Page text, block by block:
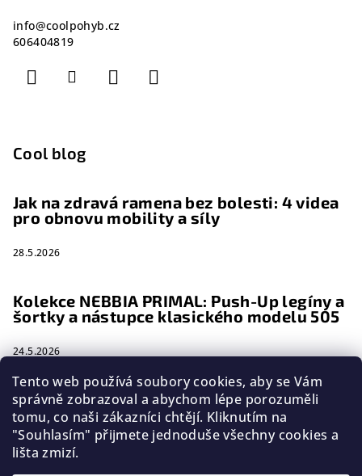
Tento web používá soubory cookies, aby se Vám
správně zobrazoval a abychom lépe porozuměli
tomu, co naši zákazníci chtějí. Kliknutím na
"Souhlasím" přijmete jednoduše všechny cookies a
lišta zmizí.
info@coolpohyb.cz
606404819
Cool blog
Jak na zdravá ramena bez bolesti: 4 videa
pro obnovu mobility a síly
28.5.2026
Kolekce NEBBIA PRIMAL: Push-Up legíny a
šortky a nástupce klasického modelu 505
24.5.2026
Extrémní proměny 2026 na TV Nova:
Dosáhněte své „druhé šance na život“ v
oblečení NEBBIA